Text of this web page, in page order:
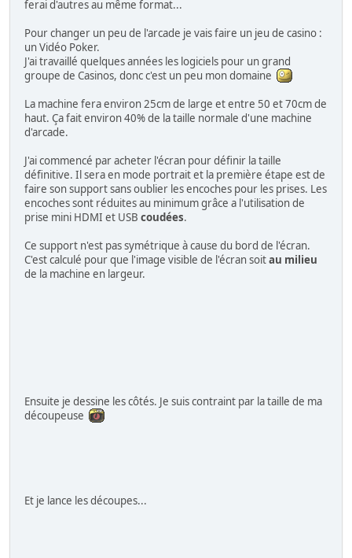
ferai d'autres au même format...
Pour changer un peu de l'arcade je vais faire un jeu de casino :
un Vidéo Poker.
J'ai travaillé quelques années les logiciels pour un grand
groupe de Casinos, donc c'est un peu mon domaine
La machine fera environ 25cm de large et entre 50 et 70cm de
haut. Ça fait environ 40% de la taille normale d'une machine
d'arcade.
J'ai commencé par acheter l'écran pour définir la taille
définitive. Il sera en mode portrait et la première étape est de
faire son support sans oublier les encoches pour les prises. Les
encoches sont réduites au minimum grâce a l'utilisation de
prise mini HDMI et USB coudées.
Ce support n'est pas symétrique à cause du bord de l'écran.
C'est calculé pour que l'image visible de l'écran soitau milieu
de la machine en largeur.
Ensuite je dessine les côtés. Je suis contraint par la taille de ma
découpeuse
Et je lance les découpes...